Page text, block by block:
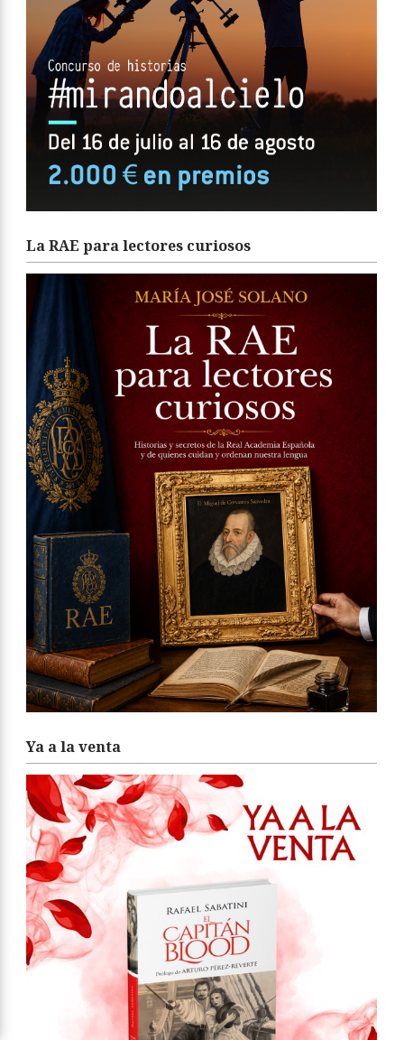
La RAE para lectores curiosos
Ya a la venta